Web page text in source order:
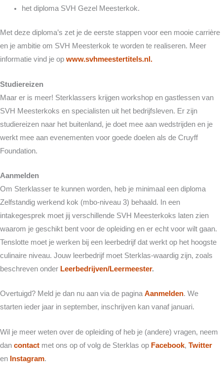
het diploma SVH Gezel Meesterkok.
Met deze diploma’s zet je de eerste stappen voor een mooie carrière
en je ambitie om SVH Meesterkok te worden te realiseren. Meer
informatie vind je op www.svhmeestertitels.nl.
Studiereizen
Maar er is meer! Sterklassers krijgen workshop en gastlessen van
SVH Meesterkoks en specialisten uit het bedrijfsleven. Er zijn
studiereizen naar het buitenland, je doet mee aan wedstrijden en je
werkt mee aan evenementen voor goede doelen als de Cruyff
Foundation.
Aanmelden
Om Sterklasser te kunnen worden, heb je minimaal een diploma
Zelfstandig werkend kok (mbo-niveau 3) behaald. In een
intakegesprek moet jij verschillende SVH Meesterkoks laten zien
waarom je geschikt bent voor de opleiding en er echt voor wilt gaan.
Tenslotte moet je werken bij een leerbedrijf dat werkt op het hoogste
culinaire niveau. Jouw leerbedrijf moet Sterklas-waardig zijn, zoals
beschreven onder Leerbedrijven/Leermeester.
Overtuigd? Meld je dan nu aan via de paginaAanmelden. We
starten ieder jaar in september, inschrijven kan vanaf januari.
Wil je meer weten over de opleiding of heb je (andere) vragen, neem
dan contact met ons op of volg de Sterklas op Facebook, Twitter
en Instagram.